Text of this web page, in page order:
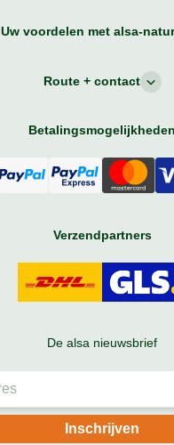
Uw voordelen met alsa-
Route + contact
Betalingsmogelijkheden
Verzendpartners
De alsa nieuwsbrief